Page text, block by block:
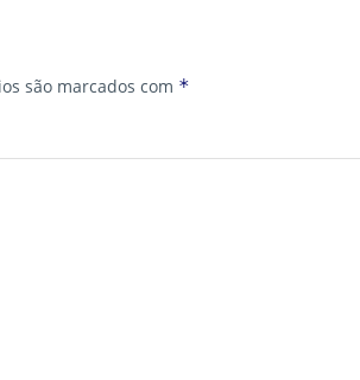
são marcados com *